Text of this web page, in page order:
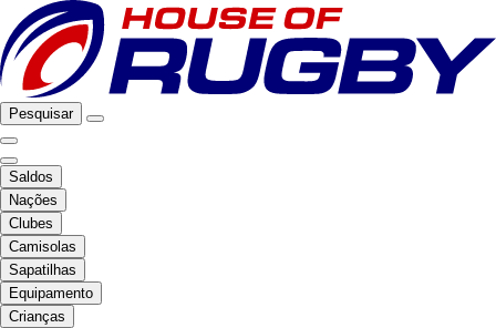
Pesquisar
Saldos
Nações
Clubes
Camisolas
Sapatilhas
Equipamento
Crianças